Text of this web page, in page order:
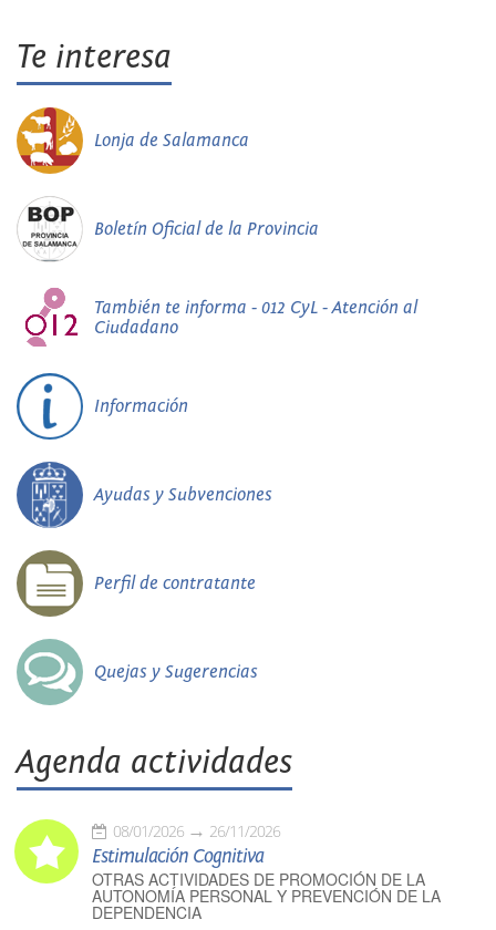
Te interesa
Lonja de Salamanca
Boletín Oficial de la Provincia
También te informa - 012 CyL - Atención al
Ciudadano
Información
Ayudas y Subvenciones
Perfil de contratante
Quejas y Sugerencias
Agenda actividades
08/01/2026 26/11/2026
Estimulación Cognitiva
OTRAS ACTIVIDADES DE PROMOCIÓN DE LA
AUTONOMÍA PERSONAL Y PREVENCIÓN DE LA
DEPENDENCIA